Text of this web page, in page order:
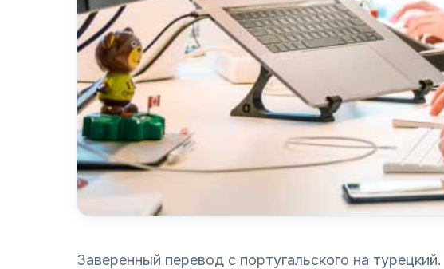
Заверенный перевод с португальского на